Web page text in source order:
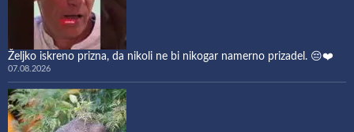
Željko iskreno prizna, da nikoli ne bi nikogar namerno prizadel. 😔❤️
07.08.2026